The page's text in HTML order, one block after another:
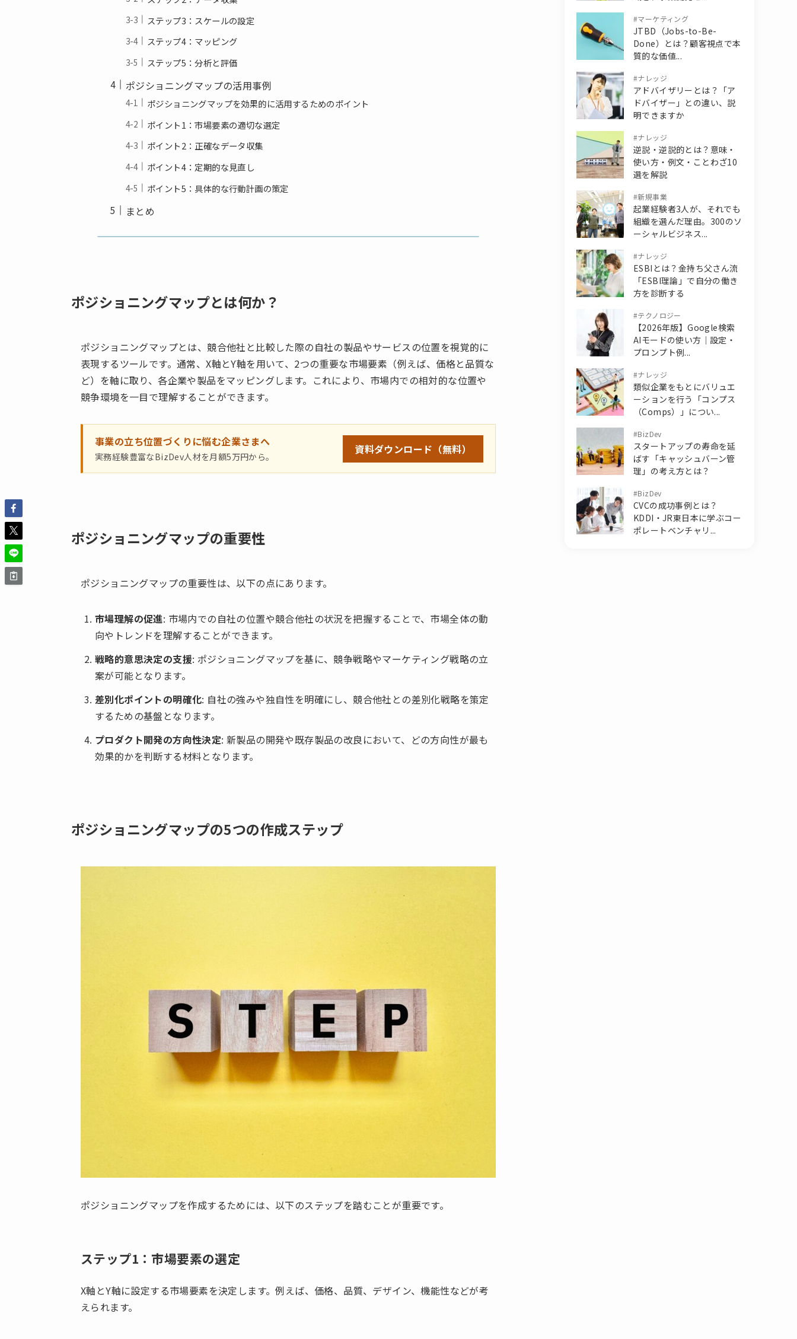
ステップ3：スケールの設定
ステップ4：マッピング
ステップ5：分析と評価
ポジショニングマップの活用事例
ポジショニングマップを効果的に活用するためのポイント
ポイント1：市場要素の適切な選定
ポイント2：正確なデータ収集
ポイント4：定期的な見直し
ポイント5：具体的な行動計画の策定
まとめ
ポジショニングマップとは何か？
ポジショニングマップとは、競合他社と比較した際の自社の製品やサービスの位置を視覚的に
表現するツールです。通常、X軸とY軸を用いて、2つの重要な市場要素（例えば、価格と品質な
ど）を軸に取り、各企業や製品をマッピングします。これにより、市場内での相対的な位置や
競争環境を一目で理解することができます。
事業の立ち位置づくりに悩む企業さまへ
実務経験豊富なBizDev人材を月額5万円から。
資料ダウンロード （無料）
ポジショニングマップの重要性
ポジショニングマップの重要性は、以下の点にあります。
市場理解の促進: 市場内での自社の位置や競合他社の状況を把握することで、市場全体の動
向やトレンドを理解することができます。
戦略的意思決定の支援: ポジショニングマップを基に、競争戦略やマーケティング戦略の立
案が可能となります。
差別化ポイントの明確化: 自社の強みや独自性を明確にし、競合他社との差別化戦略を策定
するための基盤となります。
プロダクト開発の方向性決定: 新製品の開発や既存製品の改良において、どの方向性が最も
効果的かを判断する材料となります。
ポジショニングマップの5つの作成ステップ
ポジショニングマップを作成するためには、以下のステップを踏むことが重要です。
ステップ1： 市場要素の選定
X軸とY軸に設定する市場要素を決定します。例えば、価格、品質、デザイン、機能性などが考
えられます。
#マーケティング
JTBD（Jobs-to-Be-
Done）とは？顧客視点で本
質的な価値...
#ナレッジ
アドバイザリーとは？「ア
ドバイザー」との違い、説
明できますか
#ナレッジ
逆説・逆説的とは？意味・
使い方・例文・ことわざ10
選を解説
#新規事業
起業経験者3人が、それでも
組織を選んだ理由。300のソ
ーシャルビジネス...
#ナレッジ
ESBIとは？金持ち父さん流
「ESBI理論」で自分の働き
方を診断する
#テクノロジー
【2026年版】Google検索
AIモードの使い方｜設定・
プロンプト例...
#ナレッジ
類似企業をもとにバリュエ
ーションを行う「コンプス
（Comps）」につい...
#BizDev
スタートアップの寿命を延
ばす「キャッシュバーン管
理」の考え方とは？
#BizDev
CVCの成功事例とは？
KDDI・JR東日本に学ぶコー
ポレートベンチャリ...